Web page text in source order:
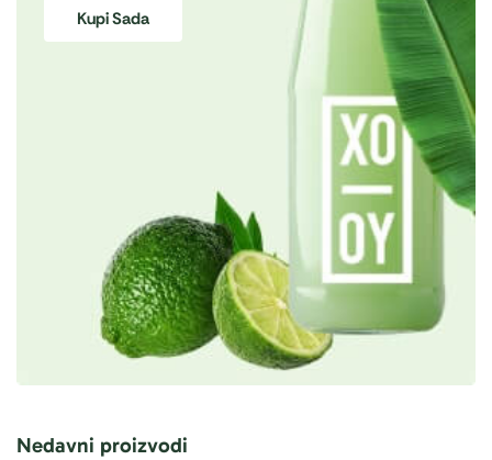
Kupi Sada
Nedavni proizvodi